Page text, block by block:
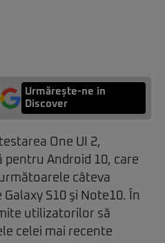
Urmărește-ne in
Discover
One UI 2,
Android 10, care
câteva
S10 şi Note10. În
utilizatorilor să
celei mai recente